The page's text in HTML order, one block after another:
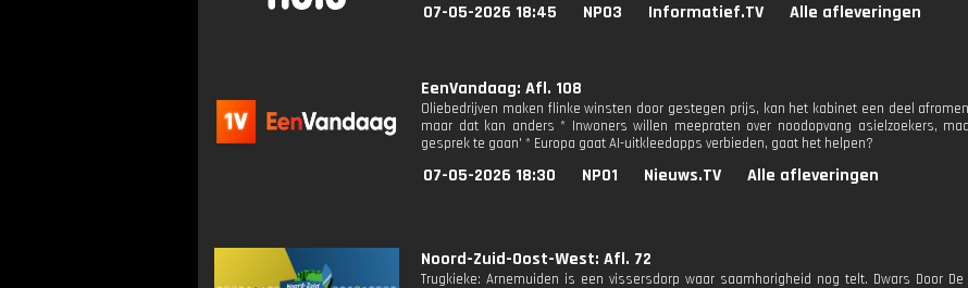
07-05-2026 18:45 NPO3 Informatief.TV Alle afleveringen
EenVandaag: Afl. 108
Oliebedrijven maken flinke winsten door gestegen prijs, kan het kabinet een deel
maar dat kan anders * Inwoners willen meepraten over noodopvang asielzoekers,
gesprek te gaan' * Europa gaat AI-uitkleedapps verbieden, gaat het helpen?
07-05-2026 18:30 NPO1 Nieuws.TV Alle afleveringen
Noord-Zuid-Oost-West: Afl. 72
Trugkieke: Arnemuiden is een vissersdorp waar saamhorigheid nog telt. Dwars Door